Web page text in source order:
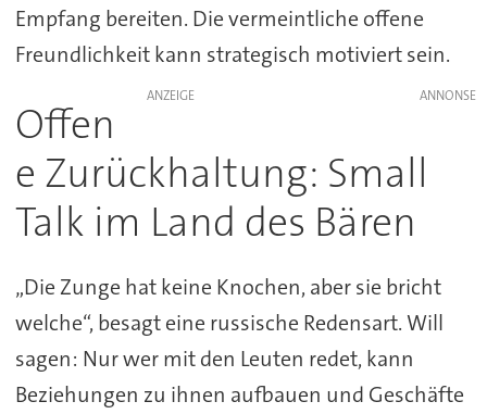
Empfang bereiten. Die vermeintliche offene
Freundlichkeit kann strategisch motiviert sein.
ANZEIGE
Offen
e Zurückhaltung: Small
Talk im Land des Bären
„Die Zunge hat keine Knochen, aber sie bricht
welche“, besagt eine russische Redensart. Will
sagen: Nur wer mit den Leuten redet, kann
Beziehungen zu ihnen aufbauen und Geschäfte